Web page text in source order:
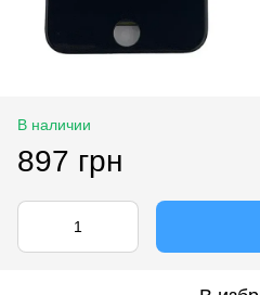
В наличии
897 грн